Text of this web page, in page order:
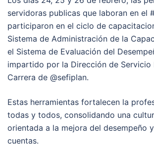
servidoras publicas que laboran en el
participaron en el ciclo de
Sistema de Administración de la
el Sistema de Evaluación del
impartido por la Dirección de Servicio
Carrera de @sefiplan.
Estas herramientas fortalecen la
todas y todos, consolidando una
orientada a la mejora del desempeño
cuentas.